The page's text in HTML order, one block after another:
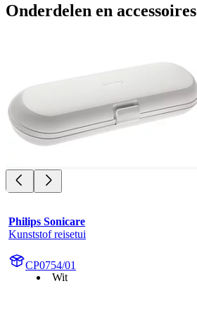
Onderdelen en accessoires
Philips Sonicare
Kunststof reisetui
CP0754/01
Wit